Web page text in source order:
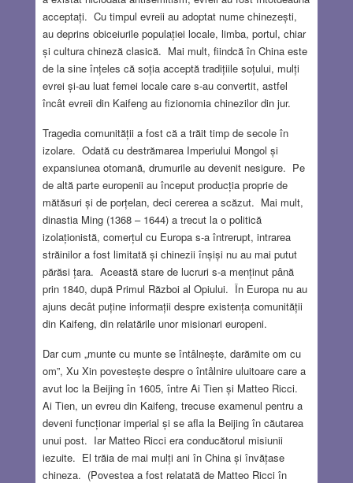
acceptați. Cu timpul evreii au adoptat nume chinezești,
au deprins obiceiurile populației locale, limba, portul, chiar
și cultura chineză clasică. Mai mult, fiindcă în China este
de la sine înțeles că soția acceptă tradițiile soțului, mulți
evrei și-au luat femei locale care s-au convertit, astfel
încât evreii din Kaifeng au fizionomia chinezilor din jur.
Tragedia comunității a fost că a trăit timp de secole în
izolare. Odată cu destrămarea Imperiului Mongol și
expansiunea otomană, drumurile au devenit nesigure. Pe
de altă parte europenii au început producția proprie de
mătăsuri și de porțelan, deci cererea a scăzut. Mai mult,
dinastia Ming (1368 – 1644) a trecut la o politică
izolaționistă, comerțul cu Europa s-a întrerupt, intrarea
străinilor a fost limitată și chinezii înșiși nu au mai putut
părăsi țara. Această stare de lucruri s-a menținut până
prin 1840, după Primul Război al Opiului. În Europa nu au
ajuns decât puține informații despre existența comunității
din Kaifeng, din relatările unor misionari europeni.
Dar cum „munte cu munte se întâlnește, darămite om cu
om”, Xu Xin povestește despre o întâlnire uluitoare care a
avut loc la Beijing în 1605, între Ai Tien și Matteo Ricci.
Ai Tien, un evreu din Kaifeng, trecuse examenul pentru a
deveni funcționar imperial și se afla la Beijing în căutarea
unui post. Iar Matteo Ricci era conducătorul misiunii
iezuite. El trăia de mai mulți ani în China și învățase
chineza. (Povestea a fost relatată de Matteo Ricci în